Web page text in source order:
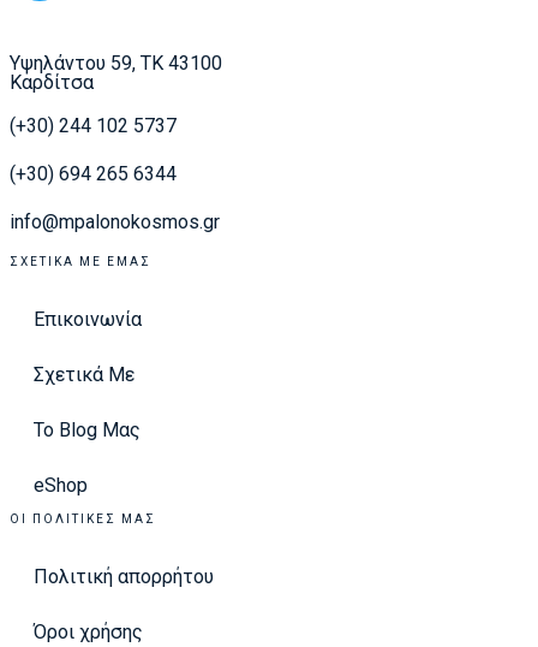
Υψηλάντου 59, ΤΚ 43100
Καρδίτσα
(+30) 244 102 5737
(+30) 694 265 6344
info@mpalonokosmos.gr
ΣΧΕΤΙΚΆ ΜΕ ΕΜΆΣ
Επικοινωνία
Σχετικά Με
Το Blog Μας
eShop
ΟΙ ΠΟΛΙΤΙΚΈΣ ΜΑΣ
Πολιτική απορρήτου
Όροι χρήσης